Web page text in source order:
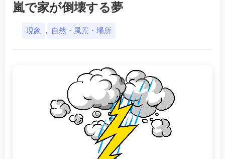
嵐で家が倒壊する夢
現象 , 自然・風景・場所